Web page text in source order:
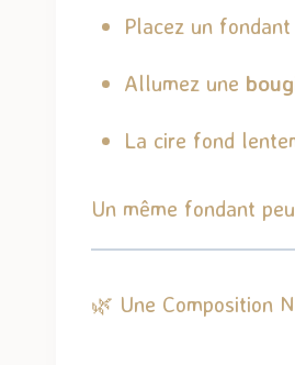
Placez un
Allumez une
La cire fond
Un même fondant
🌿 Une Composition